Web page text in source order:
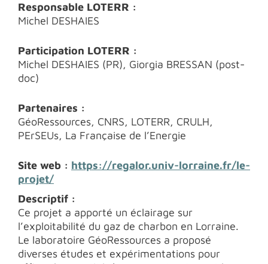
Responsable LOTERR :
Michel DESHAIES
Participation LOTERR :
Michel DESHAIES (PR), Giorgia BRESSAN (post-
doc)
Partenaires :
GéoRessources, CNRS, LOTERR, CRULH,
PErSEUs, La Française de l’Energie
Site web : https://regalor.univ-lorraine.fr/le-
projet/
Descriptif :
Ce projet a apporté un éclairage sur
l’exploitabilité du gaz de charbon en Lorraine.
Le laboratoire GéoRessources a proposé
diverses études et expérimentations pour